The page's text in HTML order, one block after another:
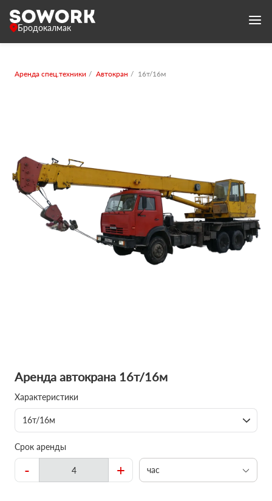
Бродокалмак
Аренда спец.техники Автокран 16т/16м
Аренда автокрана 16т/16м
Характеристики
16т/16м
Срок аренды
- + час